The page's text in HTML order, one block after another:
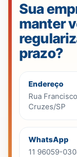
Sua
manter
prazo?
Endereço
Rua
Cruzes/SP
WhatsApp
11 96059-